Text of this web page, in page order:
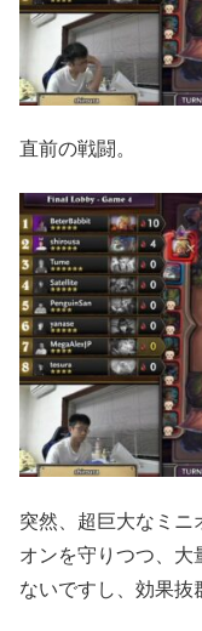
直前の戦闘。
突然、超巨大なミニ
オンを守りつつ、大
ないですし、効果抜